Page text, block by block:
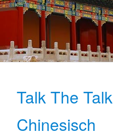
Talk The Talk
Chinesisch